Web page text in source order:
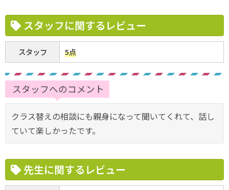
スタッフに関するレビュー
スタッフ 5点
スタッフへのコメント
クラス替えの相談にも親身になって聞いてくれて、話し
ていて楽しかったです。
先生に関するレビュー